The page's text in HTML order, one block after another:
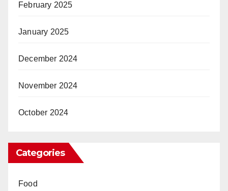
February 2025
January 2025
December 2024
November 2024
October 2024
Categories
Food